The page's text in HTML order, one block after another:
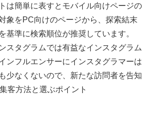
は簡単に表すとモバイル向けページの
象をPC向けのページから、探索結末
基準に検索順位が推奨しています。
スタグラムでは有益なインスタグラム
ンフルエンサーにインスタグラマーは
少なくないので、新たな訪問者を告知
客方法と選ぶポイント